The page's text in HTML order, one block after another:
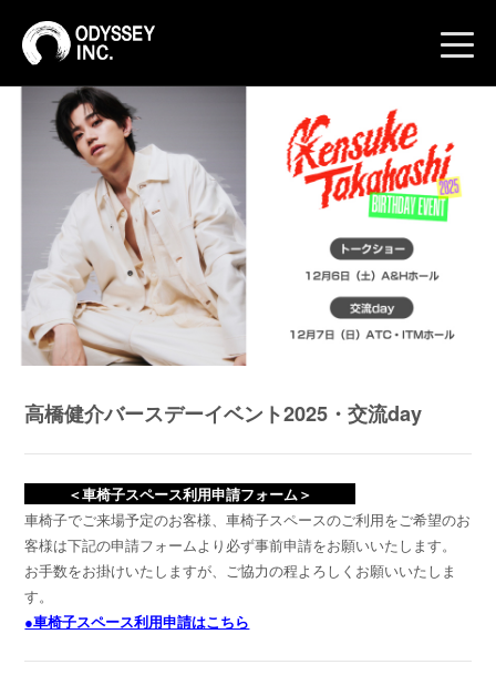
高橋健介バースデーイベント2025・交流day
＜車椅子スペース利用申請フォーム＞
車椅子でご来場予定のお客様、車椅子スペースのご利用をご希望のお
客様は下記の申請フォームより必ず事前申請をお願いいたします。
お手数をお掛けいたしますが、ご協力の程よろしくお願いいたしま
す。
●車椅子スペース利用申請はこちら
toggle